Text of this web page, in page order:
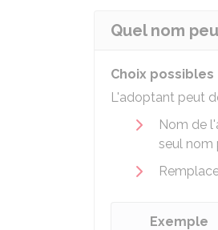
Quel nom
Choix possibles
L'adoptant peut
Nom de
seul nom
Exemple